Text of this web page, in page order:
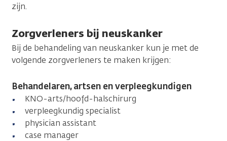
zijn.
Zorgverleners bij neuskanker
Bij de behandeling van neuskanker kun je met de
volgende zorgverleners te maken krijgen:
Behandelaren, artsen en verpleegkundigen
KNO-arts/hoofd-halschirurg
verpleegkundig specialist
physician assistant
case manager